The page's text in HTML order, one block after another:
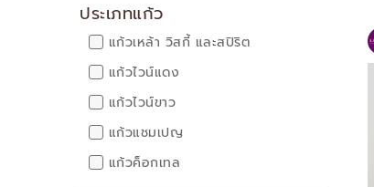
ประเภทแก้ว
แก้วเหล้า วิสกี้ และสปิริต
แก้วไวน์แดง
แก้วไวน์ขาว
แก้วแชมเปญ
แก้วค็อกเทล